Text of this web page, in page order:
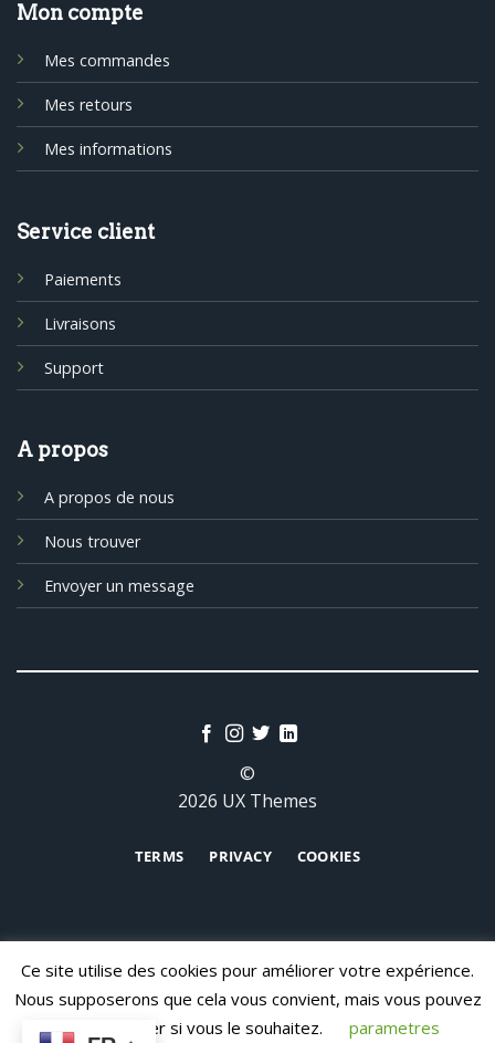
Mon compte
Mes commandes
Mes retours
Mes informations
Service client
Paiements
Livraisons
Support
A propos
A propos de nous
Nous trouver
Envoyer un message
©
2026 UX Themes
TERMS PRIVACY COOKIES
CONTACT
Ce site utilise des cookies pour améliorer votre expérience.
Nous supposerons que cela vous convient, mais vous pouvez
vous désabonner si vous le souhaitez.
parametres